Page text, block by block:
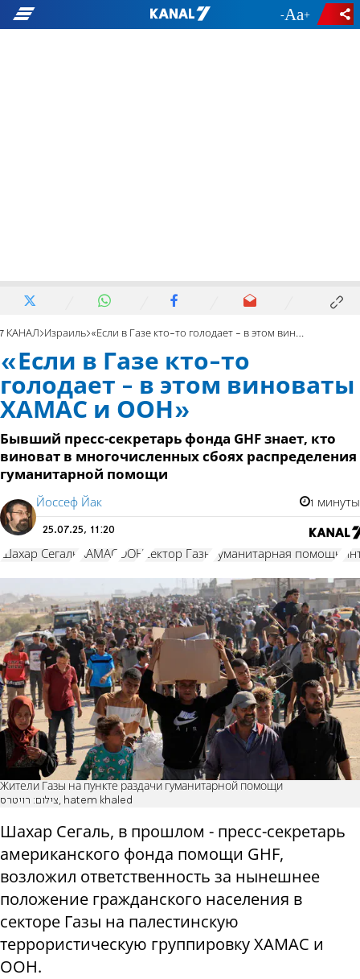
- +
7 КАНАЛ Израиль «Если в Газе кто-то голодает - в этом виноваты ХАМАС и ООН»
«Если в Газе кто-то
голодает - в этом виноваты
ХАМАС и ООН»
Бывший пресс-секретарь фонда GHF знает, кто
виноват в многочисленных сбоях распределения
гуманитарной помощи
Йоссеф Йак 1 минуты
25.07.25, 11:20
Шахар Сегаль ХАМАС ООН сектор Газы гуманитарная помощь
Жители Газы на пункте раздачи гуманитарной помощи
צילום: רויטרס, hatem khaled
Шахар Сегаль, в прошлом - пресс-секретарь
американского фонда помощи GHF,
возложил ответственность за нынешнее
положение гражданского населения в
секторе Газы на палестинскую
террористическую группировку ХАМАС и
ООН.